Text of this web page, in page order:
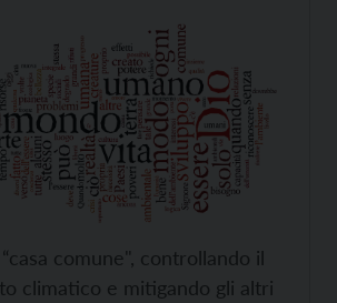
comune", controllando il
climatico e mitigando gli altri